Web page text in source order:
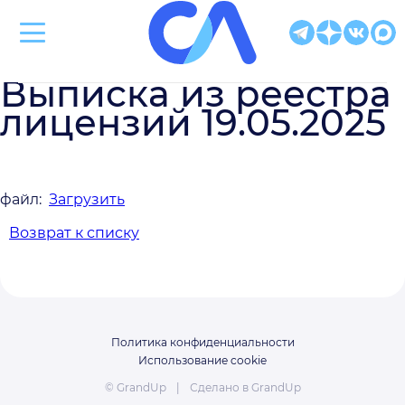
Выписка из реестра
лицензий 19.05.2025
файл: Загрузить
Возврат к списку
Политика конфиденциальности
Использование cookie
© GrandUp
Сделано в GrandUp